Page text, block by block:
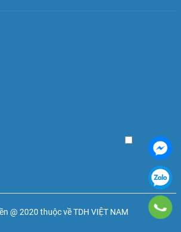
@ 2020 thuộc về TDH VIỆT NAM